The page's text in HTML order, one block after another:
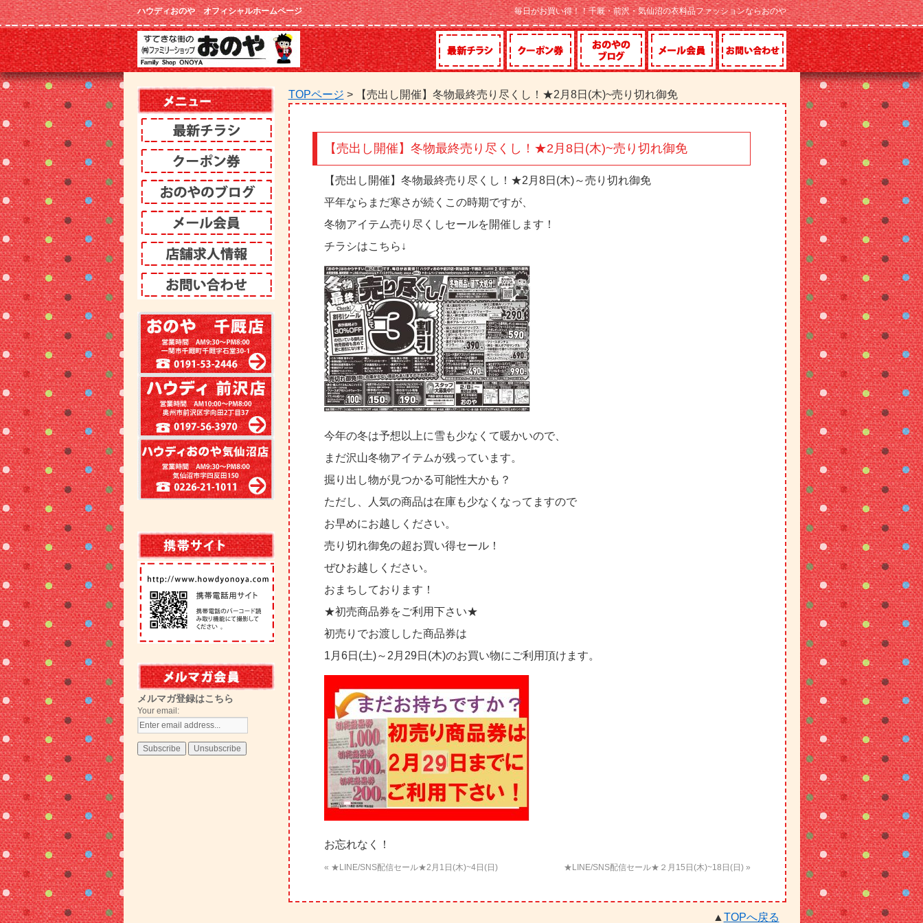
ハウディおのや オフィシャルホームページ 毎日がお買い得！！千厩・前沢・気仙沼の衣料品ファッションならおのや
TOPページ > 【売出し開催】冬物最終売り尽くし！★2月8日(木)~売り切れ御免
【売出し開催】冬物最終売り尽くし！★2月8日(木)~売り切れ御免
【売出し開催】冬物最終売り尽くし！★2月8日(木)～売り切れ御免
平年ならまだ寒さが続くこの時期ですが、
冬物アイテム売り尽くしセールを開催します！
チラシはこちら↓
今年の冬は予想以上に雪も少なくて暖かいので、
まだ沢山冬物アイテムが残っています。
掘り出し物が見つかる可能性大かも？
ただし、人気の商品は在庫も少なくなってますので
お早めにお越しください。
売り切れ御免の超お買い得セール！
ぜひお越しください。
おまちしております！
★初売商品券をご利用下さい★
初売りでお渡しした商品券は
1月6日(土)～2月29日(木)のお買い物にご利用頂けます。
お忘れなく！
« ★LINE/SNS配信セール★2月1日(木)~4日(日) ★LINE/SNS配信セール★２月15日(木)~18日(日) »
▲ TOPへ戻る
メルマガ登録はこちら
Your email: